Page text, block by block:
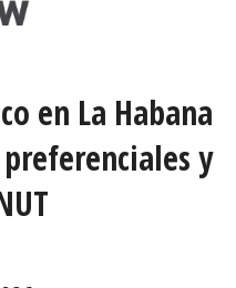
en La Habana
y